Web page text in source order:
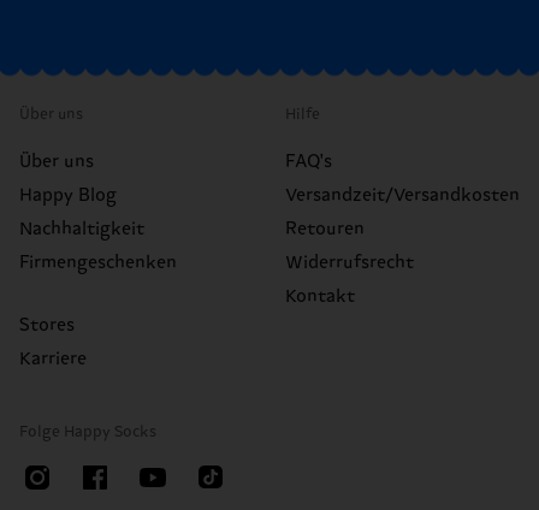
Über uns
Über uns
Happy Blog
Nachhaltigkeit
Firmengeschenken
Stores
Karriere
Hilfe
FAQ's
Versandzeit/Versandkosten
Retouren
Widerrufsrecht
Kontakt
Folge Happy Socks